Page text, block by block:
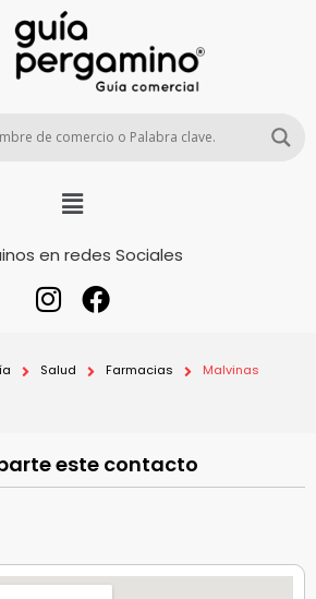
en redes Sociales
Salud Farmacias Malvinas
este contacto